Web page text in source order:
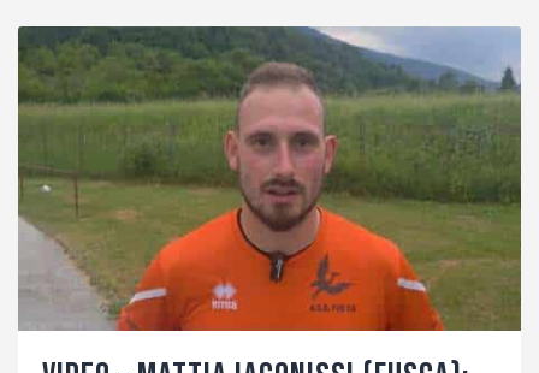
Mercato
Erreà Cup
Giovanile
Fotogallery